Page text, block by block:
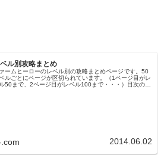
ル別攻略まとめ
ームヒーローのレベル別の攻略まとめページです。50
ルごとにページが区切られています。（1ページ目がレ
50まで、2ページ目がレベル100まで・・・）目次のリ
2014.06.02